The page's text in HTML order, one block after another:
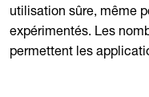
utilisation sûre, même
expérimentés. Les
permettent les